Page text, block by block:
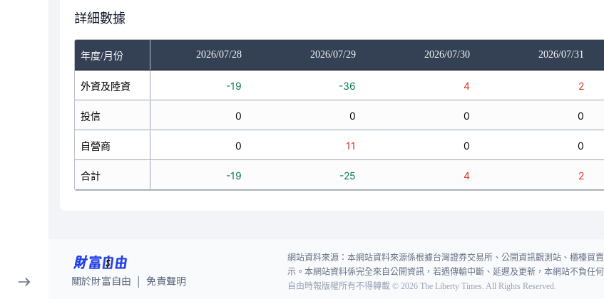
詳細數據
年度/月份
2026/07/27 2026/07/28 2026/07/29 2026/07/30 2026/07/31
外資及陸資
投信
自營商
合計
28 -19 -36 4 2
0 0 0 0
0 11 0 0
-19 -25 4 2
關於財富自由 免責聲明
網站資料來源：本網站資料來源係根據台灣證券交易所、公開資訊觀測站、櫃檯
示。本網站資料係完全來自公開資訊，若遇傳輸中斷、延遲及更新，本網站不負任
自由時報版權所有不得轉載 © 2026 The Liberty Times. All Rights Reserved.